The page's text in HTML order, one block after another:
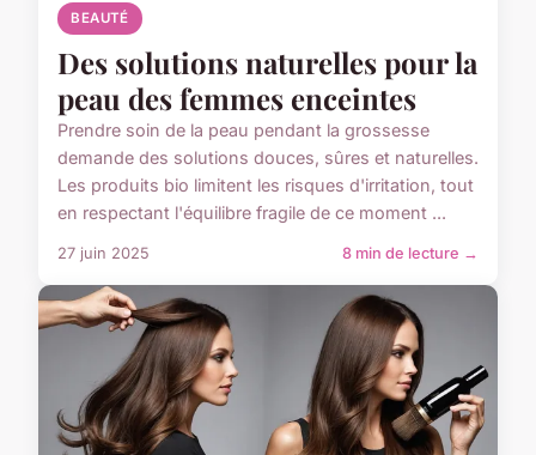
BEAUTÉ
Des solutions naturelles pour la
peau des femmes enceintes
Prendre soin de la peau pendant la grossesse
demande des solutions douces, sûres et naturelles.
Les produits bio limitent les risques d'irritation, tout
en respectant l'équilibre fragile de ce moment ...
27 juin 2025 8 min de lecture →